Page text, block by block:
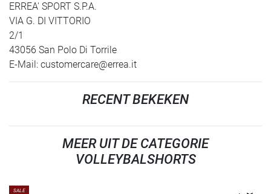
ERREA' SPORT S.P.A.
VIA G. DI VITTORIO
2/1
43056 San Polo Di Torrile
E-Mail: customercare@errea.it
RECENT BEKEKEN
MEER UIT DE CATEGORIE
VOLLEYBALSHORTS
SALE